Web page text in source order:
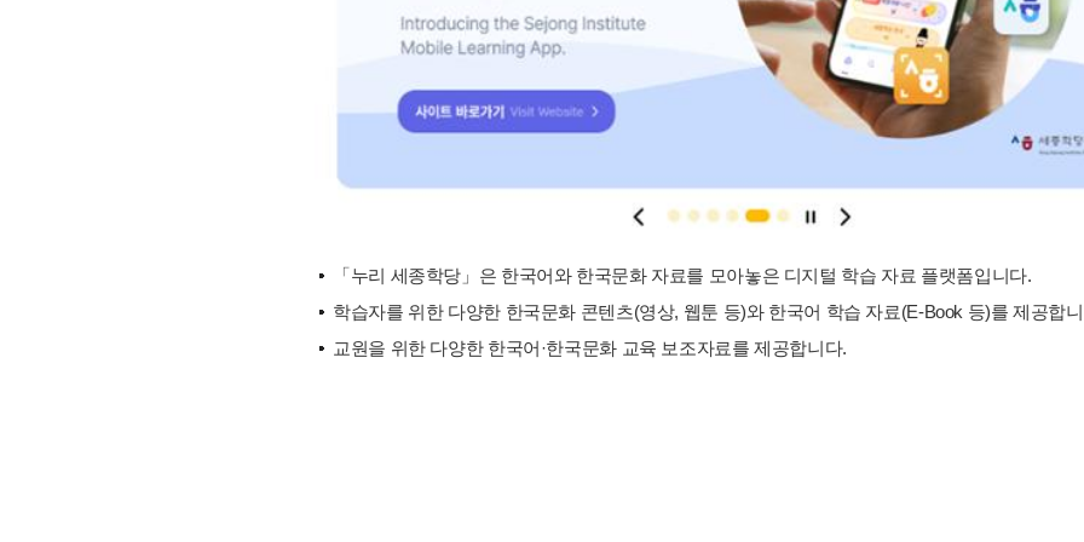
「누리 세종학당」은 한국어와 한국문화 자료를 모아놓은 디지털 학습 자료 플랫폼입니다.
학습자를 위한 다양한 한국문화 콘텐츠(영상, 웹툰 등)와 한국어 학습 자료(E-Book 등)를 제공합
교원을 위한 다양한 한국어·한국문화 교육 보조자료를 제공합니다.